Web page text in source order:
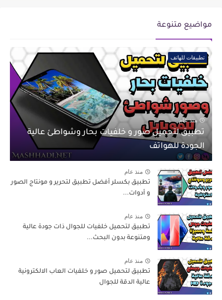
مواضيع متنوعة
تطبيقات للهاتف
منذ عام
تطبيق لتحميل صور و خلفيات بحار وشواطئ عالية
الجودة للهواتف
منذ عام
تطبيق بكسلر أفضل تطبيق لتحرير و مونتاج الصور
و أدوات...
منذ عام
تطبيق لتحميل خلفيات للجوال ذات جودة عالية
ومتنوعة بدون البحث...
منذ عام
تطبيق لتحميل صور و خلفيات العاب الالكترونية
عالية الدقة للجوال